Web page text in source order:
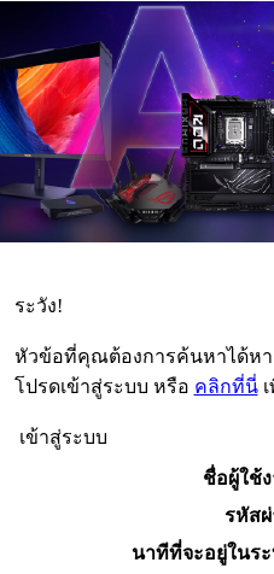
ระวัง!
หัวข้อที่คุณต้องการค้นหาได้ห
โปรดเข้าสู่ระบบ หรือ คลิกที่นี่เ
เข้าสู่ระบบ
ชื่อผู้ใช้
รหัส
นาทีที่จะอยู่ในร